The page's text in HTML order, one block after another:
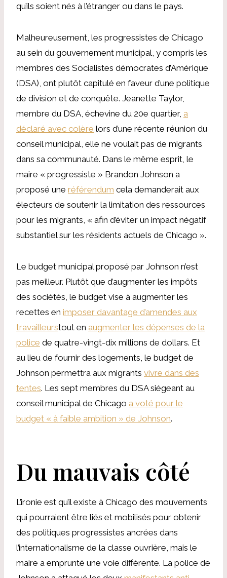
qu’ils soient nés à l’étranger ou dans le pays.
Malheureusement, les progressistes de Chicago
au sein du gouvernement municipal, y compris les
membres des Socialistes démocrates d’Amérique
(DSA), ont plutôt capitulé en faveur d’une politique
de division et de conquête. Jeanette Taylor,
membre du DSA, échevine du 20e quartier, a
déclaré avec colère lors d’une récente réunion du
conseil municipal, elle ne voulait pas de migrants
dans sa communauté. Dans le même esprit, le
maire « progressiste » Brandon Johnson a
proposé une référendum cela demanderait aux
électeurs de soutenir la limitation des ressources
pour les migrants, « afin d’éviter un impact négatif
substantiel sur les résidents actuels de Chicago ».
Le budget municipal proposé par Johnson n’est
pas meilleur. Plutôt que d’augmenter les impôts
des sociétés, le budget vise à augmenter les
recettes en imposer davantage d’amendes aux
travailleurstout en augmenter les dépenses de la
police de quatre-vingt-dix millions de dollars. Et
au lieu de fournir des logements, le budget de
Johnson permettra aux migrants vivre dans des
tentes. Les sept membres du DSA siégeant au
conseil municipal de Chicago a voté pour le
budget « à faible ambition » de Johnson.
Du mauvais côté
L’ironie est qu’il existe à Chicago des mouvements
qui pourraient être liés et mobilisés pour obtenir
des politiques progressistes ancrées dans
l’internationalisme de la classe ouvrière, mais le
maire a emprunté une voie différente. La police de